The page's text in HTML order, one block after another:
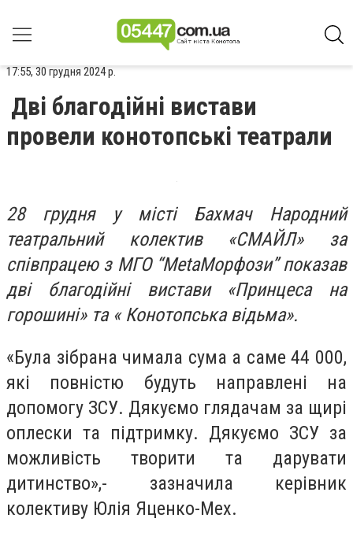
17:55, 30 грудня 2024 р.
Дві благодійні вистави
провели конотопські театрали
28 грудня у місті Бахмач Народний
театральний колектив «СМАЙЛ» за
співпрацею з МГО “MetaМорфози” показав
дві благодійні вистави «Принцеса на
горошині» та « Конотопська відьма».
«Була зібрана чимала сума а саме 44 000,
які повністю будуть направлені на
допомогу ЗСУ. Дякуємо глядачам за щирі
оплески та підтримку. Дякуємо ЗСУ за
можливість творити та дарувати
дитинство»,- зазначила керівник
колективу Юлія Яценко-Мех.